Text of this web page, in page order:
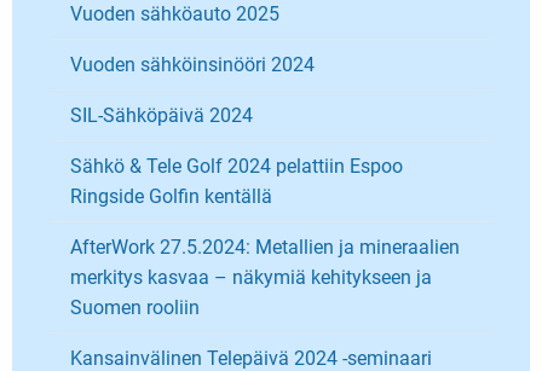
Vuoden sähköauto 2025
Vuoden sähköinsinööri 2024
SIL-Sähköpäivä 2024
Sähkö & Tele Golf 2024 pelattiin Espoo
Ringside Golfin kentällä
AfterWork 27.5.2024: Metallien ja mineraalien
merkitys kasvaa – näkymiä kehitykseen ja
Suomen rooliin
Kansainvälinen Telepäivä 2024 -seminaari